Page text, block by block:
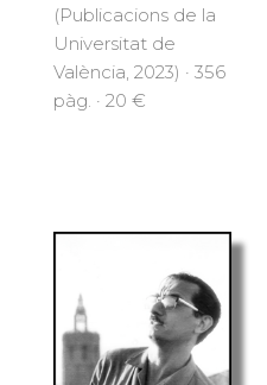
(Publicacions de la
Universitat de
València, 2023) · 356
pàg. · 20 €